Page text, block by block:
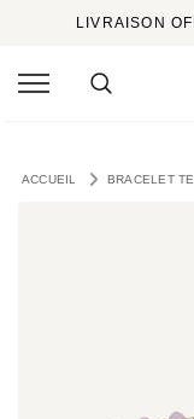
LIVRAISON
ACCUEIL BRACELET